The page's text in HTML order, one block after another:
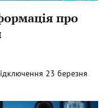
про
23 березня